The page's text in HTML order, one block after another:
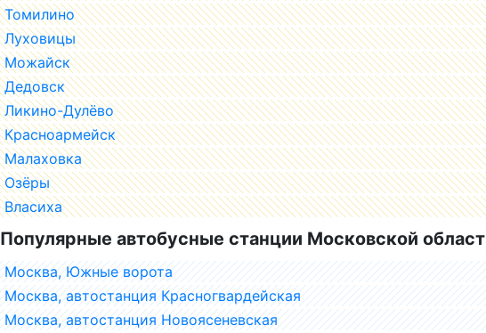
Томилино
Луховицы
Можайск
Дедовск
Ликино-Дулёво
Красноармейск
Малаховка
Озёры
Власиха
Популярные автобусные станции Московской
Москва, Южные ворота
Москва, автостанция Красногвардейская
Москва, автостанция Новоясеневская